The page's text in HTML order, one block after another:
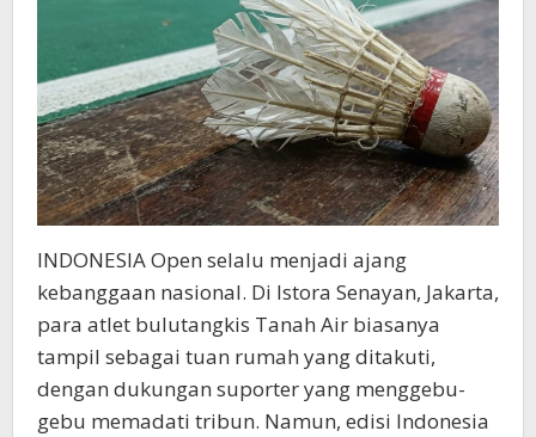
INDONESIA Open selalu menjadi ajang
kebanggaan nasional. Di Istora Senayan, Jakarta,
para atlet bulutangkis Tanah Air biasanya
tampil sebagai tuan rumah yang ditakuti,
dengan dukungan suporter yang menggebu-
gebu memadati tribun. Namun, edisi Indonesia